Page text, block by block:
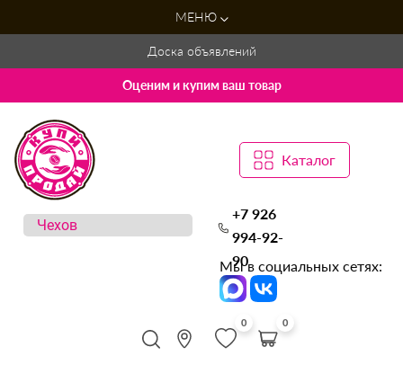
МЕНЮ
Доска объявлений
Оценим и купим ваш товар
Каталог
+7 926
994-92-
90
Мы в социальных сетях:
0 0